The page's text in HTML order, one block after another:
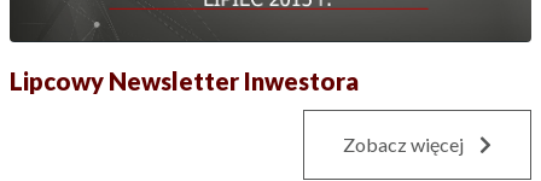
Lipcowy Newsletter Inwestora
Zobacz więcej